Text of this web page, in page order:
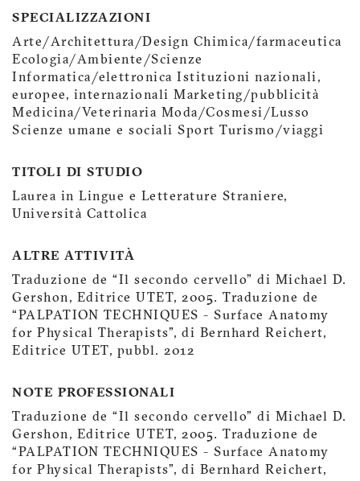
SPECIALIZZAZIONI
Arte/Architettura/Design Chimica/farmaceutica
Ecologia/Ambiente/Scienze
Informatica/elettronica Istituzioni nazionali,
europee, internazionali Marketing/pubblicità
Medicina/Veterinaria Moda/Cosmesi/Lusso
Scienze umane e sociali Sport Turismo/viaggi
TITOLI DI STUDIO
Laurea in Lingue e Letterature Straniere,
Università Cattolica
ALTRE ATTIVITÀ
Traduzione de “Il secondo cervello” di Michael D.
Gershon, Editrice UTET, 2005. Traduzione de
“PALPATION TECHNIQUES - Surface Anatomy
for Physical Therapists”, di Bernhard Reichert,
Editrice UTET, pubbl. 2012
NOTE PROFESSIONALI
Traduzione de “Il secondo cervello” di Michael D.
Gershon, Editrice UTET, 2005. Traduzione de
“PALPATION TECHNIQUES - Surface Anatomy
for Physical Therapists”, di Bernhard Reichert,